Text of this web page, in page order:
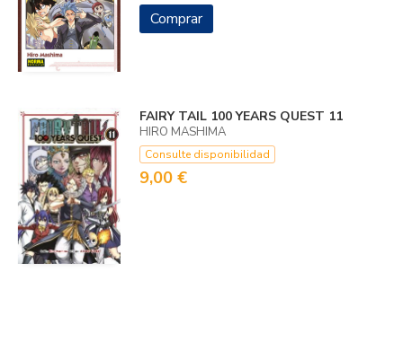
Comprar
FAIRY TAIL 100 YEARS QUEST 11
HIRO MASHIMA
Consulte disponibilidad
9,00 €